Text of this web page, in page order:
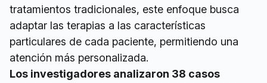
tratamientos tradicionales, este enfoque busca
adaptar las terapias a las características
particulares de cada paciente, permitiendo una
atención más personalizada.
Los investigadores analizaron 38 casos